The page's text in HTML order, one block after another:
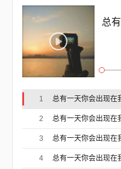
总
1 总有一天你会出现在
2 总有一天你会出现在
3 总有一天你会出现在
4 总有一天你会出现在